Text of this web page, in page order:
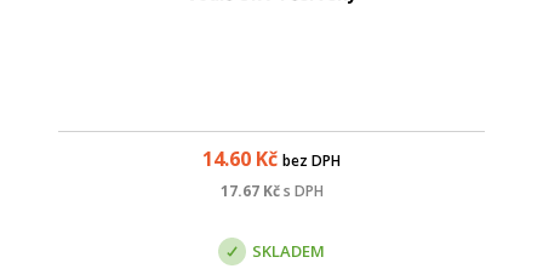
14.60 Kč bez DPH
17.67Kč s DPH
SKLADEM